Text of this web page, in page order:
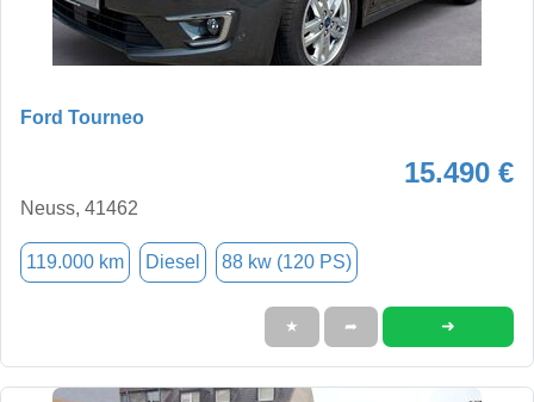
Ford Tourneo
15.490 €
Neuss, 41462
119.000 km Diesel 88 kw (120 PS)
★ ➦ ➜